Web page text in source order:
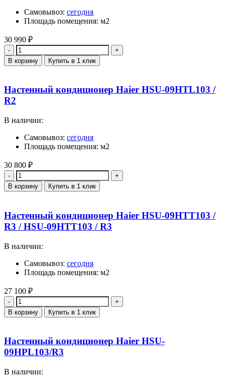
Самовывоз: сегодня
Площадь помещения: м2
30 990 ₽
Количество
В корзину Купить в 1 клик
Настенный кондиционер Haier HSU-09HTL103 /
R2
В наличии:
Самовывоз: сегодня
Площадь помещения: м2
30 800 ₽
Количество
В корзину Купить в 1 клик
Настенный кондиционер Haier HSU-09HTT103 /
R3 / HSU-09HTT103 / R3
В наличии:
Самовывоз: сегодня
Площадь помещения: м2
27 100 ₽
Количество
В корзину Купить в 1 клик
Настенный кондиционер Haier HSU-
09HPL103/R3
В наличии: